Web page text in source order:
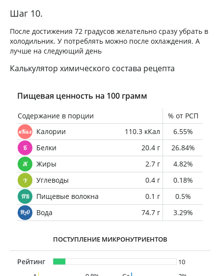
Шаг 10.
После достижения 72 градусов желательно сразу убрать в
холодильник. У потреблять можно после охлаждения. А
лучше на следующий день
Калькулятор химического состава рецепта
Пищевая ценность на 100 грамм
Содержание в порции
% от РСП
Калории
110.3 кКал
6.55%
Белки
20.4 г
26.84%
Жиры
2.7 г
4.82%
Углеводы
0.4 г
0.18%
Пищевые волокна
0.1 г
0.5%
Вода
74.7 г 3.29%
ПОСТУПЛЕНИЕ МИКРОНУТРИЕНТОВ
Рейтинг
10